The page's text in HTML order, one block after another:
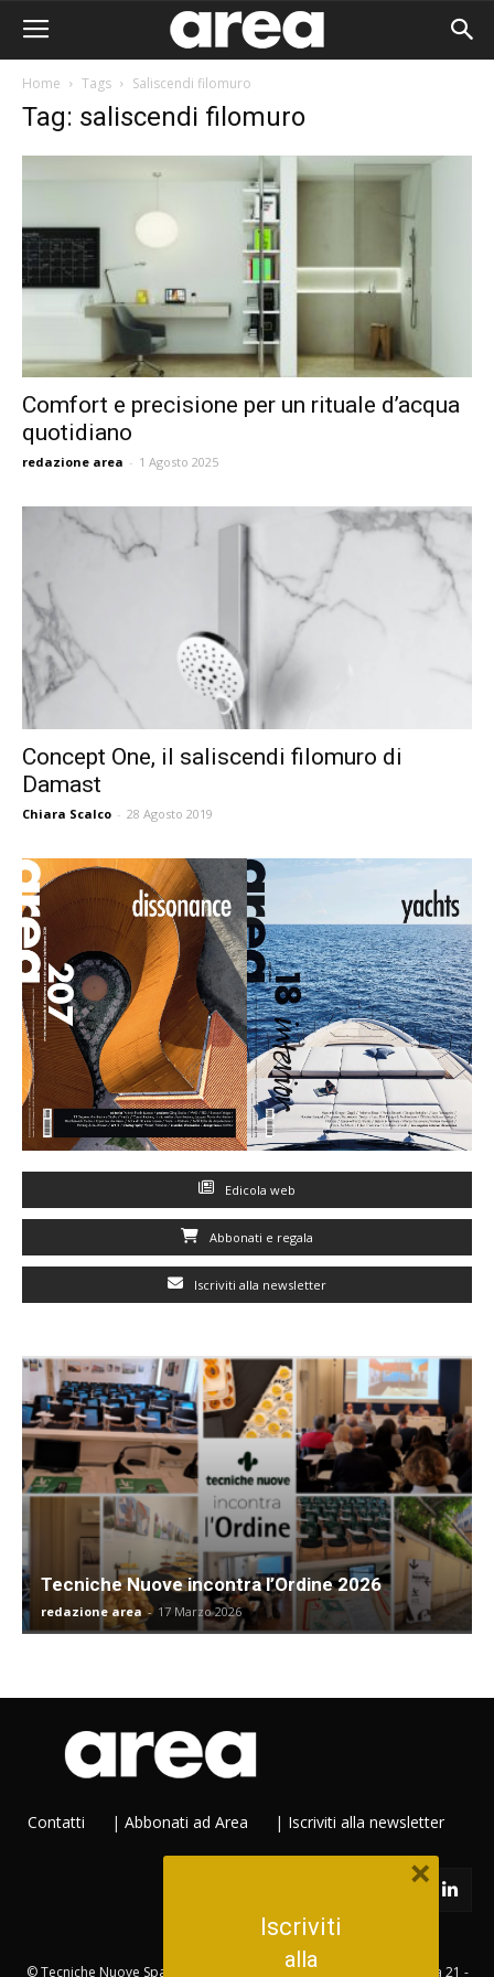
Home Tags Saliscendi filomuro
Tag: saliscendi filomuro
Comfort e precisione per un rituale d’acqua
quotidiano
redazione area - 1 Agosto 2025
Concept One, il saliscendi filomuro di
Damast
Chiara Scalco - 28 Agosto 2019
Edicola web
Abbonati e regala
Iscriviti alla newsletter
Tecniche Nuove incontra l’Ordine 2026
redazione area - 17 Marzo 2026
Contatti | Abbonati ad Area | Iscriviti alla newsletter
© Tecniche Nuove Spa. Tutti i diritti riservati. Sede legale Via Eritrea 21 -
Iscriviti
alla
×